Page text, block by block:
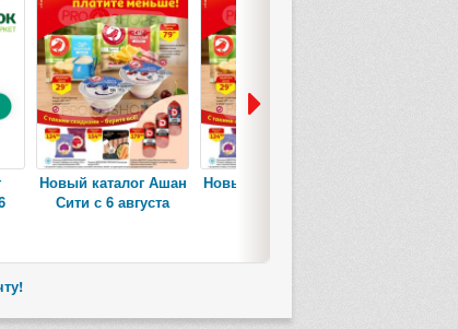
Новый каталог Ашан
Сити с 6 августа
Новый каталог Ашан